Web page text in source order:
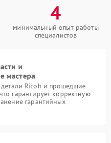
4
минимальный опыт работы
специалистов
и
мастера
Ricoh и прошедшие
гарантирует корректную
гарантийных